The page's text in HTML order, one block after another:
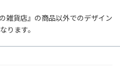
雑貨店』の商品以外でのデザイン
ります。